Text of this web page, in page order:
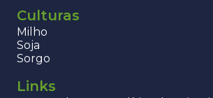
Culturas
Milho
Soja
Sorgo
Links